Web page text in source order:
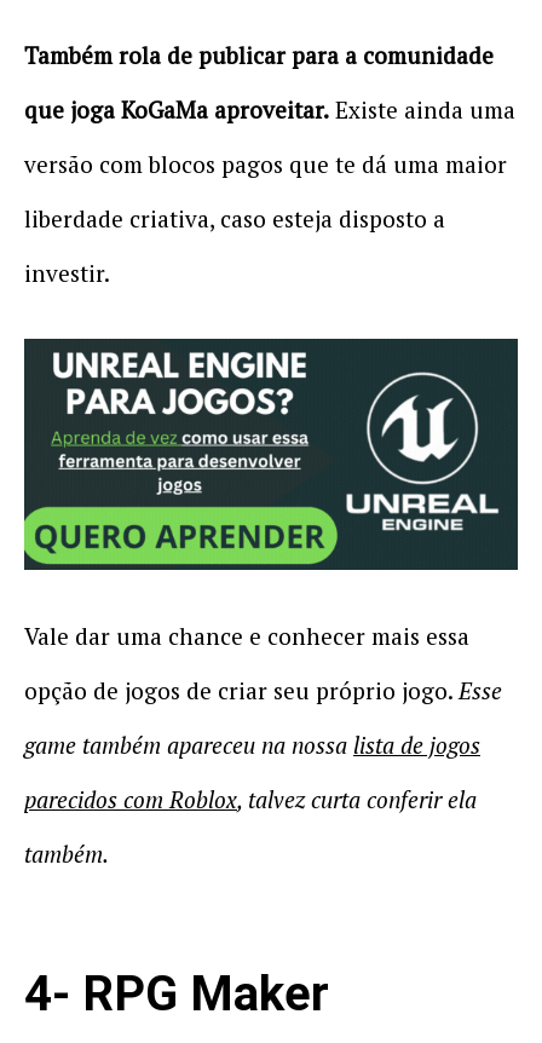
Também rola de publicar para a comunidade
que joga KoGaMa aproveitar. Existe ainda uma
versão com blocos pagos que te dá uma maior
liberdade criativa, caso esteja disposto a
investir.
Vale dar uma chance e conhecer mais essa
opção de jogos de criar seu próprio jogo. Esse
game também apareceu na nossa lista de jogos
parecidos com Roblox, talvez curta conferir ela
também.
4- RPG Maker